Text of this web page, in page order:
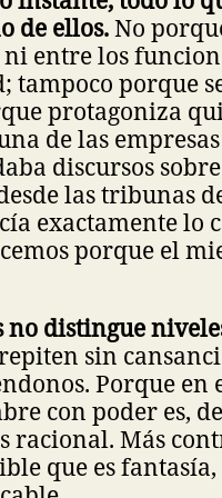
de ellos.No
entre los
tampoco porque
protagoniza
de las
discursos
las tribunas
exactamente lo
porque el
distingue
sin
Porque
con poder es,
racional. Más
que es fantasía,